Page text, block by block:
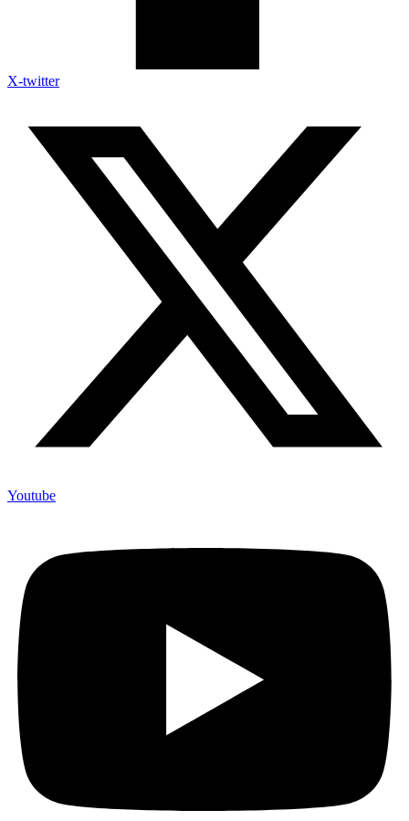
X-twitter
Youtube